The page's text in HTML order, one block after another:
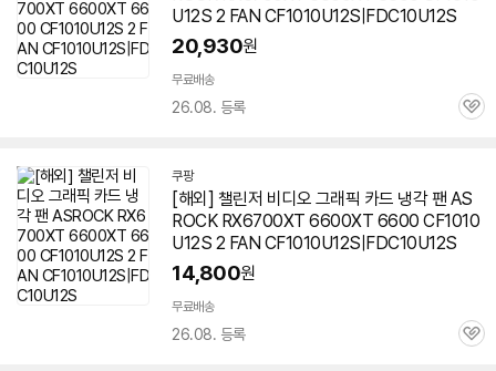
U12S 2 FAN CF1010U12S|FDC10U12S
20,930원
무료배송
26.08. 등록
관
쿠팡
[해외] 챌린저 비디오 그래픽 카드 냉각 팬 AS
ROCK RX6700XT 6600XT 6600 CF1010
U12S 2 FAN CF1010U12S|FDC10U12S
14,800원
무료배송
26.08. 등록
관